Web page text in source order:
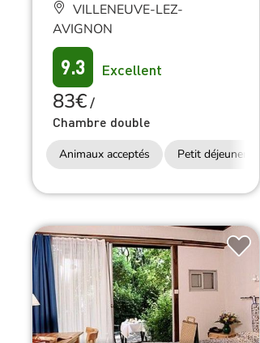
VILLENEUVE-LEZ-
AVIGNON
9.3 Excellent
83€/
Chambre double
Animaux acceptés Petit déjeuner